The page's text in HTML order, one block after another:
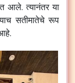
आले. त्यानंतर या
सतीमातेचे रूप